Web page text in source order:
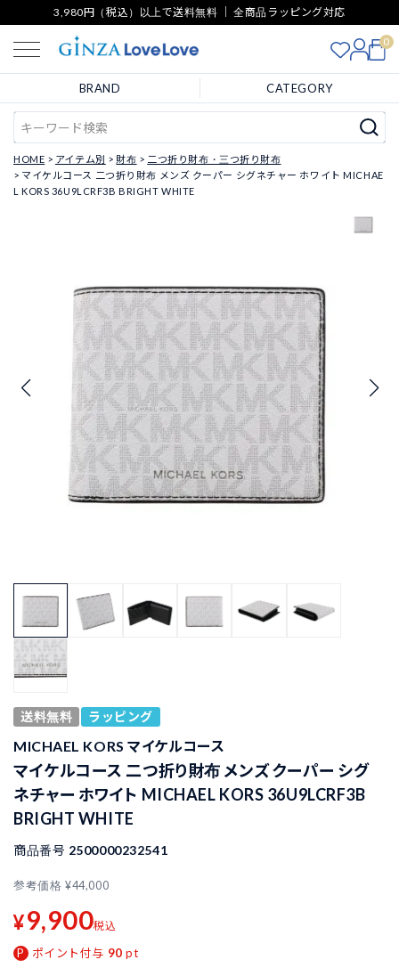
3,980円（税込）以上で送料無料 ｜ 全商品ラッピング対応
0
BRAND CATEGORY
HOME アイテム別 財布
二つ折り財布・三つ折り財布
マイケルコース 二つ折り財布 メンズ クーパー シグネチャー ホワイト MICHAE
L KORS 36U9LCRF3B BRIGHT WHITE
送料無料 ラッピング
MICHAEL KORS マイケルコース
マイケルコース 二つ折り財布 メンズ クーパー シグ
ネチャー ホワイト MICHAEL KORS 36U9LCRF3B
BRIGHT WHITE
商品番号 2500000232541
参考価格 ¥44,000
¥9,900税込
ポイント付与 90 pt